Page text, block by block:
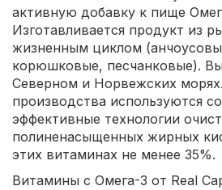
активную добавку к пище
Изготавливается продукт из
жизненным циклом
корюшковые, песчанковые).
Северном и Норвежских
производства используются
эффективные технологии
полиненасыщенных жирных
этих витаминах не менее 35%.
Витамины с Омега-3 от Real